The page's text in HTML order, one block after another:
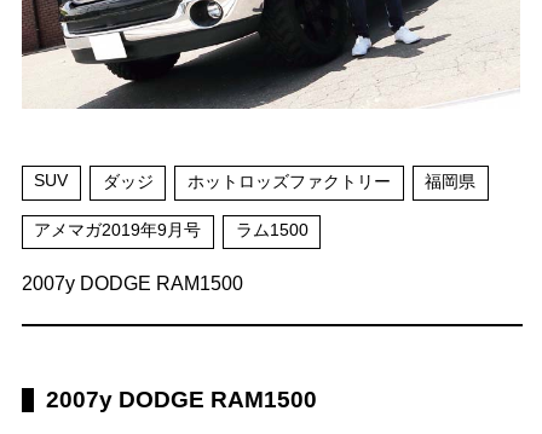
SUV ダッジ ホットロッズファクトリー 福岡県
アメマガ2019年9月号 ラム1500
2007y DODGE RAM1500
2007y DODGE RAM1500